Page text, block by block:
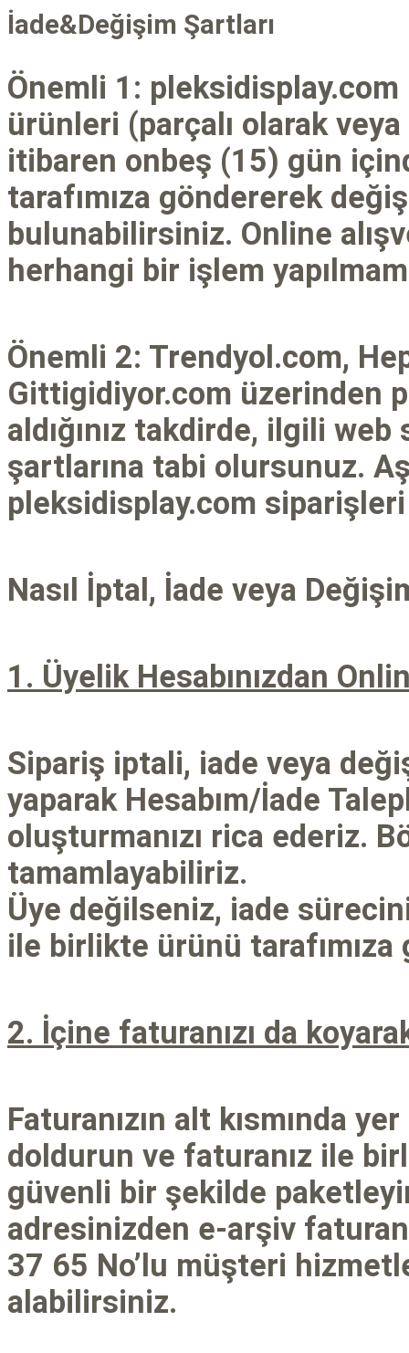
İade&Değişim Şartları
Önemli 1:
ürünleri (parçalı olarak
itibaren onbeş (15) gün
tarafımıza göndererek
bulunabilirsiniz. Online
herhangi bir işlem
Önemli 2: Trendyol.com,
Gittigidiyor.com üzerinden
aldığınız takdirde, ilgili
şartlarına tabi olursunuz.
pleksidisplay.com
Nasıl İptal, İade veya
1. Üyelik Hesabınızdan
Sipariş iptali, iade veya
yaparak Hesabım/İade
oluşturmanızı rica ederiz.
tamamlayabiliriz.
Üye değilseniz, iade
ile birlikte ürünü
2. İçine faturanızı da
Faturanızın alt kısmında
doldurun ve faturanız ile
güvenli bir şekilde
adresinizden e-arşiv
37 65 No’lu müşteri
alabilirsiniz.